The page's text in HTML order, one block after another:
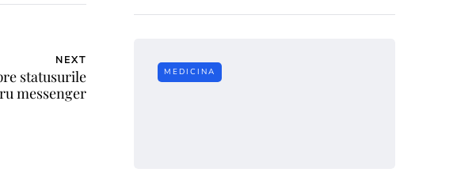
NEXT
statusurile
messenger
MEDICINA